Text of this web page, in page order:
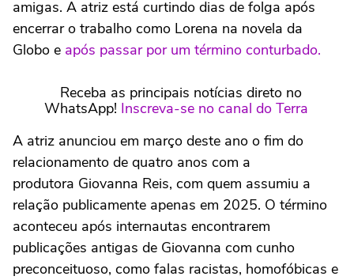
amigas. A atriz está curtindo dias de folga após
encerrar o trabalho como Lorena na novela da
Globo e após passar por um término conturbado.
Receba as principais notícias direto no
WhatsApp! Inscreva-se no canal do Terra
A atriz anunciou em março deste ano o fim do
relacionamento de quatro anos com a
produtora Giovanna Reis, com quem assumiu a
relação publicamente apenas em 2025. O término
aconteceu após internautas encontrarem
publicações antigas de Giovanna com cunho
preconceituoso, como falas racistas, homofóbicas e